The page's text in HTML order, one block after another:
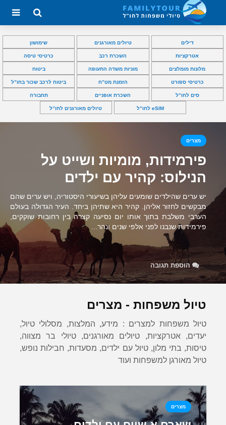
דילים טיולים מאורגנים שימושון
אטרקציות השכרת רכב כרטיסי טיסה
מלונות מומלצים מוניות משדה התעופה ביטוח
כרטיסי ספורט הזמנת מט”ח ביטוח לרכב שכור בחו”ל
סים לחו”ל השכרת אופניים תחבורה
eSIM לחו”ל טיולים מאורגנים לחו”ל
מצרים
פירמידות, מומיות ושייט על
הנילוס: קהיר עם ילדים
יש ערים שהילדים שומעים עליהן בשיעורי היסטוריה, ויש ערים שהם
מבקשים לחזור אליהן. קהיר היא שתיהן ביחד. העיר הגדולה בעולם
הערבי משלבת בתוך אותו יום נסיעה קצרה בין רחובות שוקקים,
פירמידות שנבנו לפני אלפי שנים ונהר...
הוספת תגובה
טיול משפחות - מצרים
טיול משפחות למצרים : מידע, המלצות, מסלולי טיול,
יעדים, אטרקציות, טיולים מאורגנים, טיולי בר מצווה,
טיסות, בתי מלון, טיול עם ילדים, מסעדות, חבילות נופש,
טיול מאורגן למשפחות ועוד
מצרים